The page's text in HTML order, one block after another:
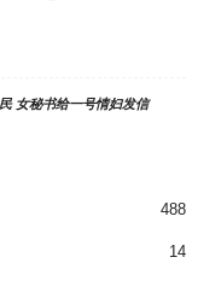
女秘书给一号情妇发信
488
14